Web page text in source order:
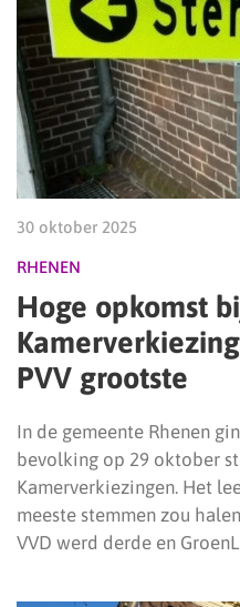
30 oktober 2025
RHENEN
Hoge opkomst
PVV grootste
In de gemeente Rhenen
bevolking op 29 oktober
Kamerverkiezingen. Het
meeste stemmen zou
VVD werd derde en